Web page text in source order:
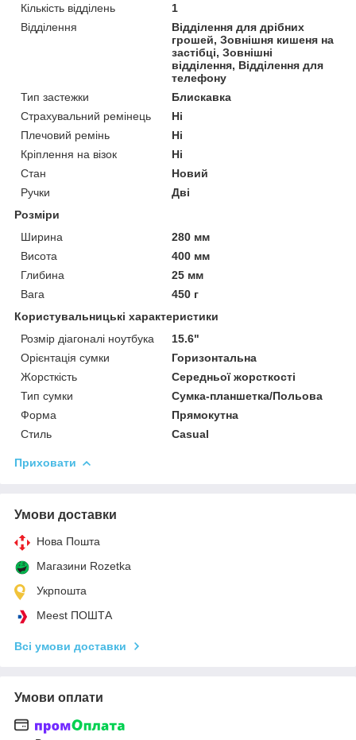
Кількість відділень
1
Відділення
Відділення для дрібних
грошей, Зовнішня кишеня на
застібці, Зовнішні
відділення, Відділення для
телефону
Тип застежки
Блискавка
Страхувальний ремінець
Ні
Плечовий ремінь
Ні
Кріплення на візок
Ні
Стан
Новий
Ручки
Дві
Розміри
Ширина
280 мм
Висота
400 мм
Глибина
25 мм
Вага
450 г
Користувальницькі характеристики
Розмір діагоналі ноутбука
15.6"
Орієнтація сумки
Горизонтальна
Жорсткість
Середньої жорсткості
Тип сумки
Сумка-планшетка/Польова
Форма
Прямокутна
Стиль
Casual
Приховати
Умови доставки
Нова Пошта
Магазини Rozetka
Укрпошта
Meest ПОШТА
Всі умови доставки
Умови оплати